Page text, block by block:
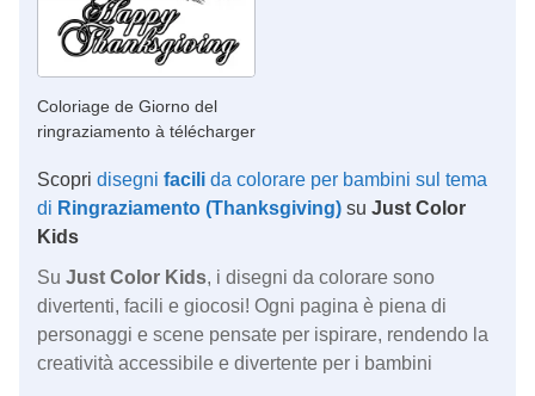
Coloriage de Giorno del
ringraziamento à télécharger
Scopri disegni facili da colorare per bambini sul tema
di Ringraziamento (Thanksgiving) su Just Color
Kids
Su Just Color Kids, i disegni da colorare sono
divertenti, facili e giocosi! Ogni pagina è piena di
personaggi e scene pensate per ispirare, rendendo la
creatività accessibile e divertente per i bambini